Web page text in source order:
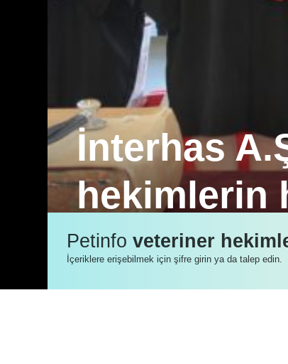
İnterhas
hekimlerin
Genç veteriner hekimleri,
Mezuniyet ve Meslek Yemin
Petinfoveteriner
İçeriklere erişebilmek için şifre girin ya da talep edin.